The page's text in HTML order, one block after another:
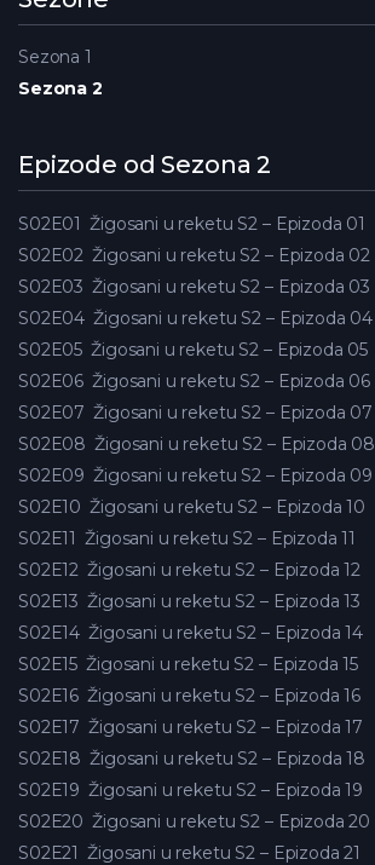
Sezona 1
Sezona 2
Epizode od Sezona 2
S02E01 Žigosani u reketu S2 – Epizoda 01
S02E02 Žigosani u reketu S2 – Epizoda 02
S02E03 Žigosani u reketu S2 – Epizoda 03
S02E04 Žigosani u reketu S2 – Epizoda 04
S02E05 Žigosani u reketu S2 – Epizoda 05
S02E06 Žigosani u reketu S2 – Epizoda 06
S02E07 Žigosani u reketu S2 – Epizoda 07
S02E08 Žigosani u reketu S2 – Epizoda 08
S02E09 Žigosani u reketu S2 – Epizoda 09
S02E10 Žigosani u reketu S2 – Epizoda 10
S02E11 Žigosani u reketu S2 – Epizoda 11
S02E12 Žigosani u reketu S2 – Epizoda 12
S02E13 Žigosani u reketu S2 – Epizoda 13
S02E14 Žigosani u reketu S2 – Epizoda 14
S02E15 Žigosani u reketu S2 – Epizoda 15
S02E16 Žigosani u reketu S2 – Epizoda 16
S02E17 Žigosani u reketu S2 – Epizoda 17
S02E18 Žigosani u reketu S2 – Epizoda 18
S02E19 Žigosani u reketu S2 – Epizoda 19
S02E20 Žigosani u reketu S2 – Epizoda 20
S02E21 Žigosani u reketu S2 – Epizoda 21